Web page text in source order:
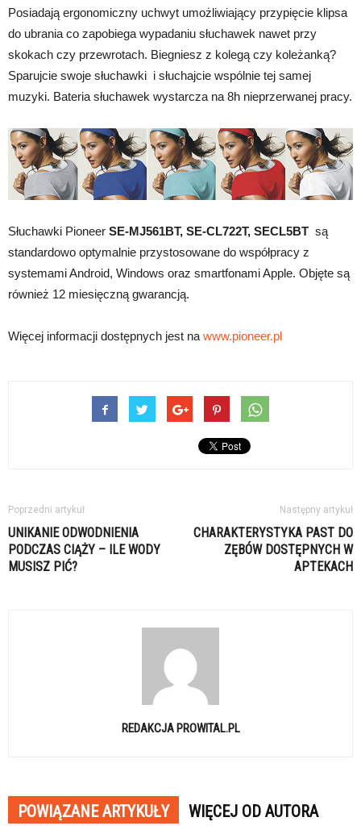
Posiadają ergonomiczny uchwyt umożliwiający przypięcie klipsa
do ubrania co zapobiega wypadaniu słuchawek nawet przy
skokach czy przewrotach. Biegniesz z kolegą czy koleżanką?
Sparujcie swoje słuchawki i słuchajcie wspólnie tej samej
muzyki. Bateria słuchawek wystarcza na 8h nieprzerwanej pracy.
Słuchawki Pioneer SE-MJ561BT, SE-CL722T, SECL5BT są
standardowo optymalnie przystosowane do współpracy z
systemami Android, Windows oraz smartfonami Apple. Objęte są
również 12 miesięczną gwarancją.
Więcej informacji dostępnych jest na www.pioneer.pl
Poprzedni artykuł
UNIKANIE ODWODNIENIA
PODCZAS CIĄŻY – ILE WODY
MUSISZ PIĆ?
Następny artykuł
CHARAKTERYSTYKA PAST DO
ZĘBÓW DOSTĘPNYCH W
APTEKACH
REDAKCJA PROWITAL.PL
POWIĄZANE ARTYKUŁY WIĘCEJ OD AUTORA